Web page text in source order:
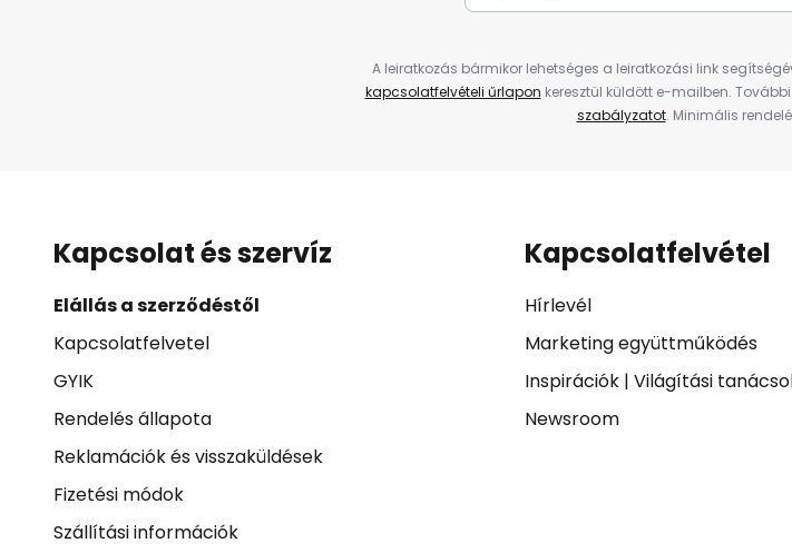
A leiratkozás bármikor lehetséges a leiratkozási link
kapcsolatfelvételi űrlapon keresztül küldött e-mailben.
szabályzatot. Minimális
Kapcsolat és szervíz
Elállás a szerződéstől
Kapcsolatfelvetel
GYIK
Rendelés állapota
Reklamációk és visszaküldések
Fizetési módok
Szállítási információk
Kapcsolatfelvétel
Hírlevél
Marketing együttműködés
Inspirációk| Világítási
Newsroom